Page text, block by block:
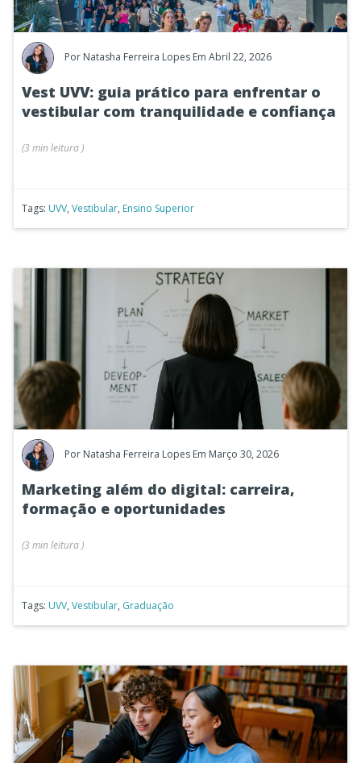
Por Natasha Ferreira Lopes Em Abril 22, 2026
Vest UVV: guia prático para enfrentar o
vestibular com tranquilidade e confiança
(3 min leitura )
Tags: UVV, Vestibular, Ensino Superior
Por Natasha Ferreira Lopes Em Março 30, 2026
Marketing além do digital: carreira,
formação e oportunidades
(3 min leitura )
Tags: UVV, Vestibular, Graduação